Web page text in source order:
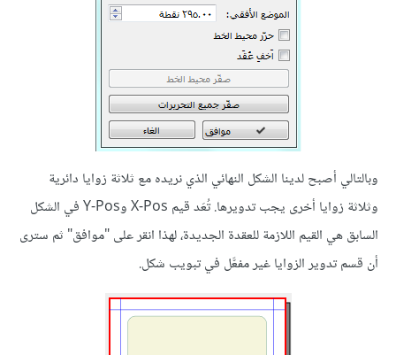
وبالتالي أصبح لدينا الشكل النهائي الذي نريده مع ثلاثة زوايا دائرية
وثلاثة زوايا أخرى يجب تدويرها. تُعَد قيم X-Pos وY-Pos في الشكل
السابق هي القيم اللازمة للعقدة الجديدة، لهذا انقر على "موافق" ثم سترى
أن قسم تدوير الزوايا غير مفعَّل في تبويب شكل.